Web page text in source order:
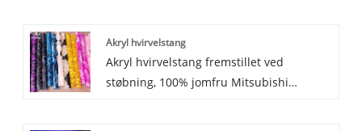
overflade uden sorte prikker, bobler,
urenheder.Vi har produceret og
eksporteret 90 mm tykkelse akrylrør og
Akryl hvirvelstang
Akryl hvirvelstang fremstillet ved
støbning, 100% jomfru Mitsubishi